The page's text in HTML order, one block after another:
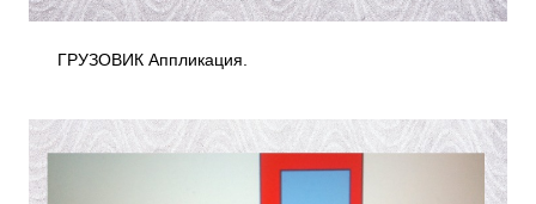
ГРУЗОВИК Аппликация.